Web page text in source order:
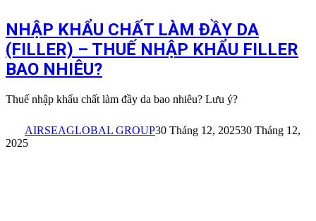
NHẬP KHẨU CHẤT LÀM ĐẦY DA
(FILLER) – THUẾ NHẬP KHẨU FILLER
BAO NHIÊU?
Thuế nhập khẩu chất làm đầy da bao nhiêu? Lưu ý?
AIRSEAGLOBAL GROUP30 Tháng 12, 202530 Tháng 12,
2025